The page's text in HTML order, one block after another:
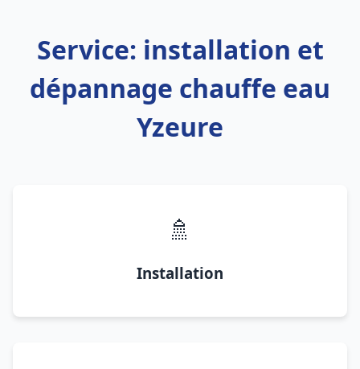
Service: installation et
dépannage chauffe eau
Yzeure
🚿
Installation